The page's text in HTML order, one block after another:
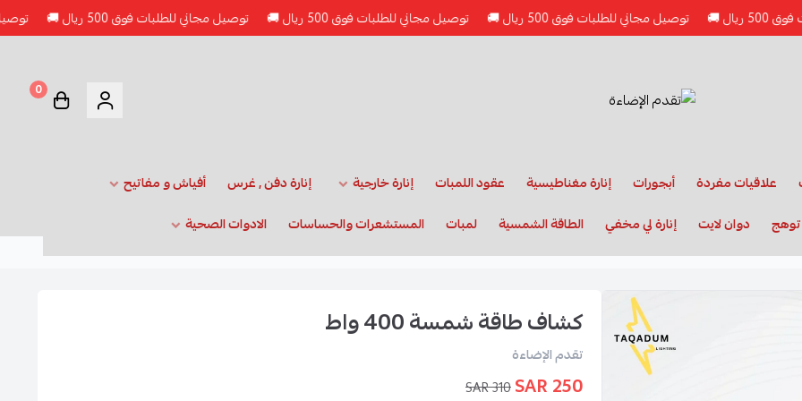
توصيل مجاني للطلبات فوق 500 ريال 🚚 توصيل مجاني للطلبات فوق 500 ريال 🚚 توصيل مجاني للطلبات فوق 500 ريال 🚚 توصيل مجاني
0
علاقيات مفردة أبجورات إنارة مغناطيسية عقود اللمبات إنارة خارجية إنارة دفن , غرس
أفياش و مفاتيح
توهج
دوان لايت إنارة لي مخفي الطاقة الشمسية لمبات المستشعرات والحساسات الادوات الصحية
كشاف طاقة شمسة 400 واط
تقدم الإضاءة
250 SAR
310 SAR